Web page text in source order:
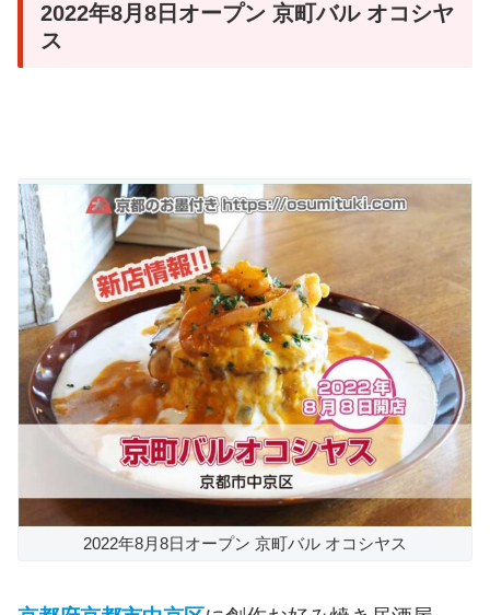
2022年8月8日オープン 京町バル オコシヤ
ス
2022年8月8日オープン 京町バル オコシヤス